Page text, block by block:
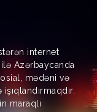
internet
Azərbaycanda
mədəni və
maraqlı